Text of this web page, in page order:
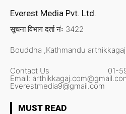
Everest Media Pvt. Ltd.
सूचना विभाग दर्ता नंः 3422
Bouddha ,Kathmandu
Contact Us 01-
Email:
Everestmedia9@gmail.com
MUST READ